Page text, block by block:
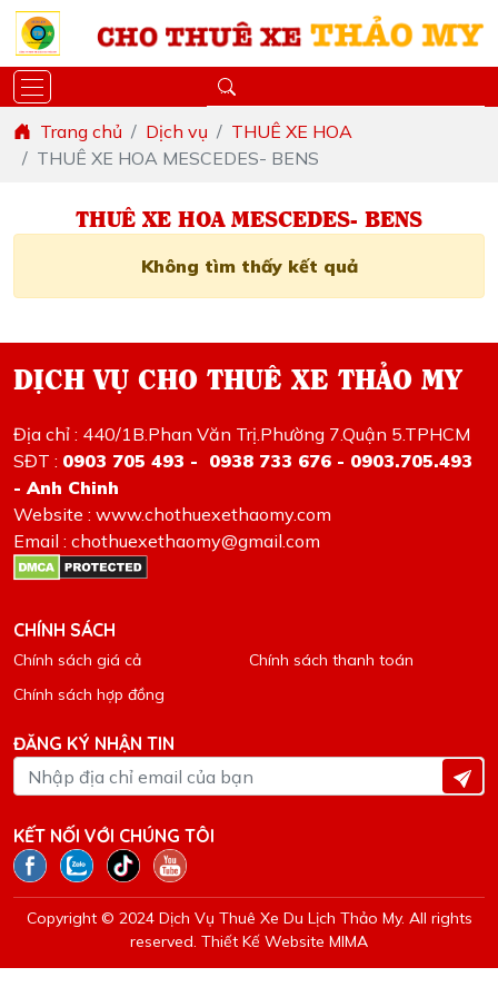
Trang chủ Dịch vụ
THUÊ XE HOA
THUÊ XE HOA MESCEDES- BENS
THUÊ XE HOA MESCEDES- BENS
Không tìm thấy kết quả
DỊCH VỤ CHO THUÊ XE THẢO MY
Địa chỉ : 440/1B.Phan Văn Trị.Phường 7.Quận 5.TPHCM
SĐT : 0903 705 493 - 0938 733 676 - 0903.705.493
- Anh Chinh
Website : www.chothuexethaomy.com
Email : chothuexethaomy@gmail.com
CHÍNH SÁCH
Chính sách giá cả
Chính sách thanh toán
Chính sách hợp đồng
ĐĂNG KÝ NHẬN TIN
KẾT NỐI VỚI CHÚNG TÔI
Copyright © 2024 Dịch Vụ Thuê Xe Du Lịch Thảo My. All rights
reserved. Thiết Kế Website MIMA